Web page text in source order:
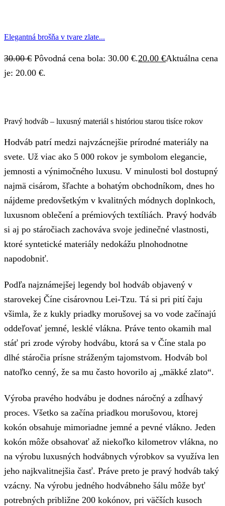
Elegantná brošňa v tvare zlate...
30.00€ Pôvodná cena bola: 30.00 €.20.00 €Aktuálna cena
je: 20.00 €.
Pravý hodváb – luxusný materiál s históriou starou tisíce rokov
Hodváb patrí medzi najvzácnejšie prírodné materiály na
svete. Už viac ako 5 000 rokov je symbolom elegancie,
jemnosti a výnimočného luxusu. V minulosti bol dostupný
najmä cisárom, šľachte a bohatým obchodníkom, dnes ho
nájdeme predovšetkým v kvalitných módnych doplnkoch,
luxusnom oblečení a prémiových textíliách. Pravý hodváb
si aj po stáročiach zachováva svoje jedinečné vlastnosti,
ktoré syntetické materiály nedokážu plnohodnotne
napodobniť.
Podľa najznámejšej legendy bol hodváb objavený v
starovekej Číne cisárovnou Lei-Tzu. Tá si pri pití čaju
všimla, že z kukly priadky morušovej sa vo vode začínajú
oddeľovať jemné, lesklé vlákna. Práve tento okamih mal
stáť pri zrode výroby hodvábu, ktorá sa v Číne stala po
dlhé stáročia prísne stráženým tajomstvom. Hodváb bol
natoľko cenný, že sa mu často hovorilo aj „mäkké zlato“.
Výroba pravého hodvábu je dodnes náročný a zdĺhavý
proces. Všetko sa začína priadkou morušovou, ktorej
kokón obsahuje mimoriadne jemné a pevné vlákno. Jeden
kokón môže obsahovať až niekoľko kilometrov vlákna, no
na výrobu luxusných hodvábnych výrobkov sa využíva len
jeho najkvalitnejšia časť. Práve preto je pravý hodváb taký
vzácny. Na výrobu jedného hodvábneho šálu môže byť
potrebných približne 200 kokónov, pri väčších kusoch